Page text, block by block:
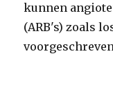
kunnen
(ARB's) zoals